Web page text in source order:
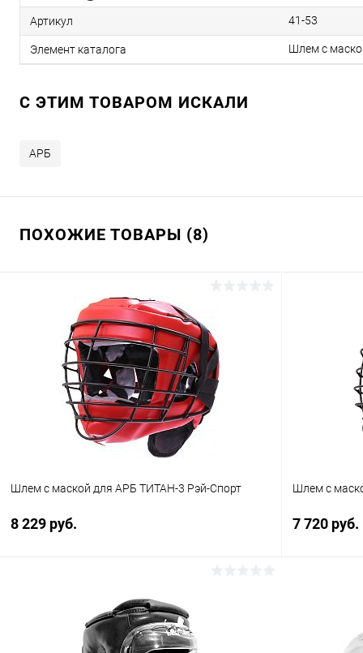
Артикул 41-53
Элемент каталога Шлем с
C ЭТИМ ТОВАРОМ ИСКАЛИ
АРБ
ПОХОЖИЕ ТОВАРЫ (8)
Шлем с маской для АРБ ТИТАН-3 Рэй-Спорт
8 229 руб.
Купить в 1 клик Сравнение
Шлем с
7 720 руб.
Купить в